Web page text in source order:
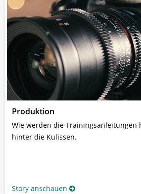
Produktion
Wie werden die Trainingsanleitungen
hinter die Kulissen.
Story anschauen